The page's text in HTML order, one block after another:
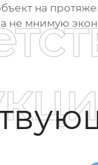
на
не мнимую